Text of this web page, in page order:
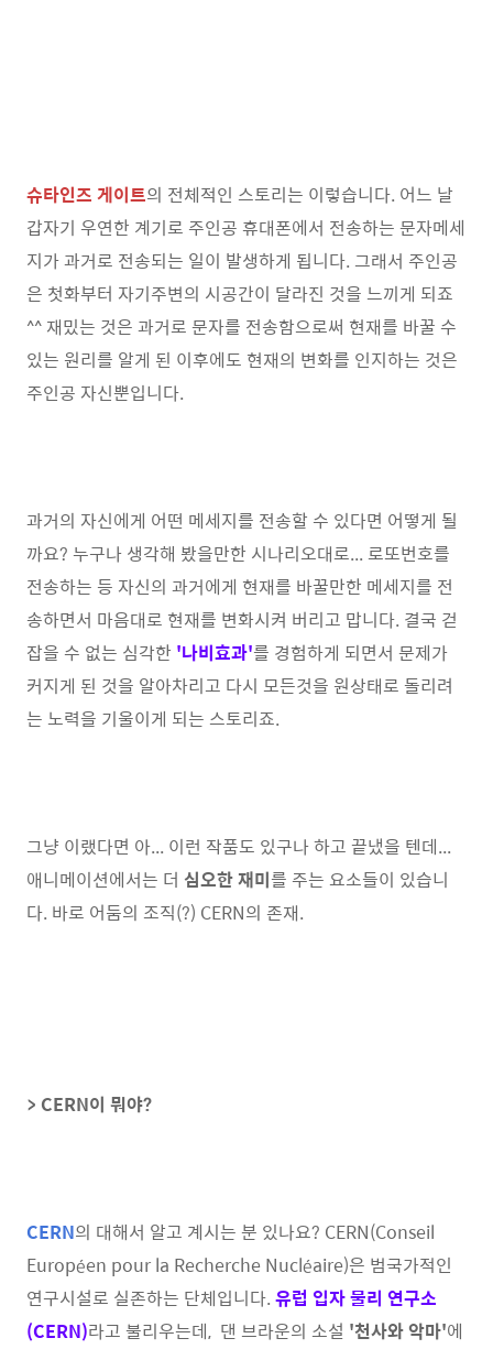
슈타인즈 게이트의 전체적인 스토리는 이렇습니다. 어느 날
갑자기 우연한 계기로 주인공 휴대폰에서 전송하는 문자메세
지가 과거로 전송되는 일이 발생하게 됩니다. 그래서 주인공
은 첫화부터 자기주변의 시공간이 달라진 것을 느끼게 되죠
^^ 재밌는 것은 과거로 문자를 전송함으로써 현재를 바꿀 수
있는 원리를 알게 된 이후에도 현재의 변화를 인지하는 것은
주인공 자신뿐입니다.
과거의 자신에게 어떤 메세지를 전송할 수 있다면 어떻게 될
까요? 누구나 생각해 봤을만한 시나리오대로... 로또번호를
전송하는 등 자신의 과거에게 현재를 바꿀만한 메세지를 전
송하면서 마음대로 현재를 변화시켜 버리고 맙니다. 결국 걷
잡을 수 없는 심각한 '나비효과'를 경험하게 되면서 문제가
커지게 된 것을 알아차리고 다시 모든것을 원상태로 돌리려
는 노력을 기울이게 되는 스토리죠.
그냥 이랬다면 아... 이런 작품도 있구나 하고 끝냈을 텐데...
애니메이션에서는 더 심오한 재미를 주는 요소들이 있습니
다. 바로 어둠의 조직(?) CERN의 존재.
> CERN이 뭐야?
CERN의 대해서 알고 계시는 분 있나요? CERN(Conseil
Européen pour la Recherche Nucléaire)은 범국가적인
연구시설로 실존하는 단체입니다. 유럽 입자 물리 연구소
(CERN)라고 불리우는데, 댄 브라운의 소설 '천사와 악마'에